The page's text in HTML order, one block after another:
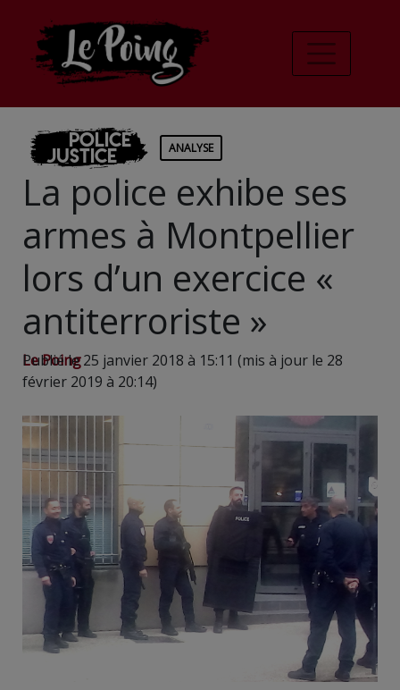
Police
Justice ANALYSE
La police exhibe ses
armes à Montpellier
lors d’un exercice «
antiterroriste »
Le Poing
Publié le 25 janvier 2018 à 15:11 (mis à jour le 28
février 2019 à 20:14)